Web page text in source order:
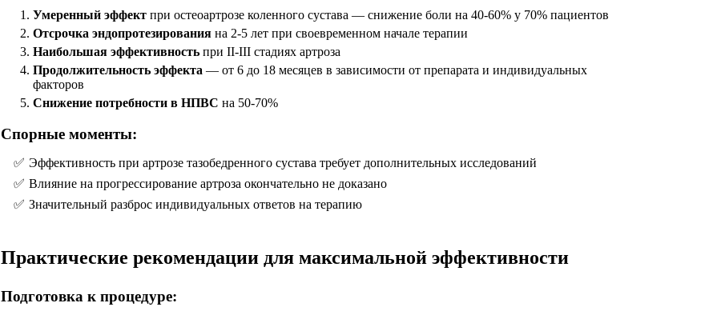
Умеренный эффект при остеоартрозе коленного сустава — снижение боли на 40-60% у 70% пациентов
Отсрочка эндопротезирования на 2-5 лет при своевременном начале терапии
Наибольшая эффективность при II-III стадиях артроза
Продолжительность эффекта — от 6 до 18 месяцев в зависимости от препарата и индивидуальных
факторов
Снижение потребности в НПВС на 50-70%
Спорные моменты:
Эффективность при артрозе тазобедренного сустава требует дополнительных исследований
Влияние на прогрессирование артроза окончательно не доказано
Значительный разброс индивидуальных ответов на терапию
Практические рекомендации для максимальной эффективности
Подготовка к процедуре: